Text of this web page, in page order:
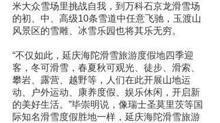
米大众雪场里挑战自我，到万科石京龙滑雪场
的初、中、高级10条雪道中任意飞驰，玉渡山
风景区的雪雕、冰雪乐园也将其乐无穷。
“不仅如此，延庆海陀滑雪旅游度假地四季迎
客，冬可滑雪，春夏秋可观光、徒步、滑索、
攀岩、露营、越野等，人们在此开展山地运
动、户外运动、康养度假、娱乐休闲，开启新
的美好生活。”毕崇明说，像瑞士圣莫里茨等国
际知名滑雪度假胜地一样，延庆海陀滑雪旅游